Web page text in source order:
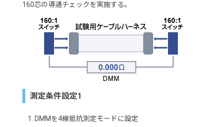
160芯の導通チェックを実施する。
測定条件設定1
DMMを4線抵抗測定モードに設定